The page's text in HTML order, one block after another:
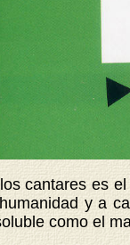
cantares es
y a
como el